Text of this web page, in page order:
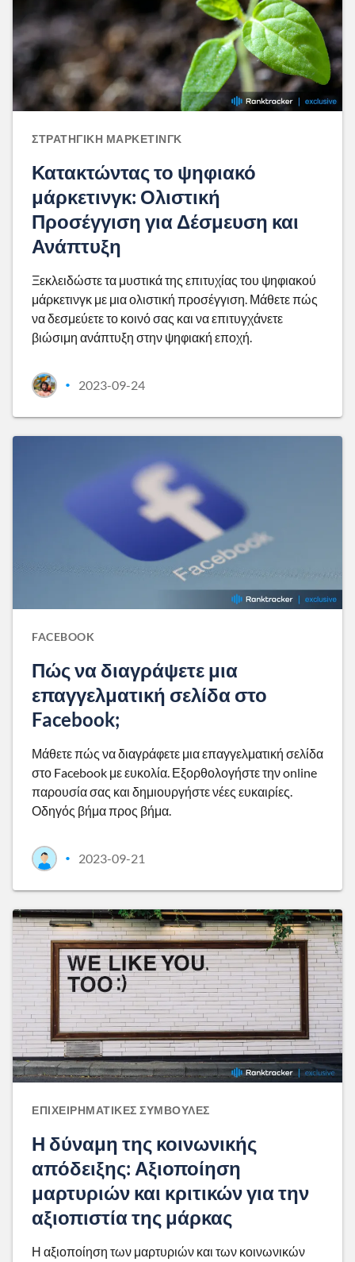
ΣΤΡΑΤΗΓΙΚΉ ΜΆΡΚΕΤΙΝΓΚ
Κατακτώντας το ψηφιακό
μάρκετινγκ: Ολιστική
Προσέγγιση για Δέσμευση και
Ανάπτυξη
Ξεκλειδώστε τα μυστικά της επιτυχίας του ψηφιακού
μάρκετινγκ με μια ολιστική προσέγγιση. Μάθετε πώς
να δεσμεύετε το κοινό σας και να επιτυγχάνετε
βιώσιμη ανάπτυξη στην ψηφιακή εποχή.
• 2023-09-24
FACEBOOK
Πώς να διαγράψετε μια
επαγγελματική σελίδα στο
Facebook;
Μάθετε πώς να διαγράφετε μια επαγγελματική σελίδα
στο Facebook με ευκολία. Εξορθολογήστε την online
παρουσία σας και δημιουργήστε νέες ευκαιρίες.
Οδηγός βήμα προς βήμα.
• 2023-09-21
ΕΠΙΧΕΙΡΗΜΑΤΙΚΈΣ ΣΥΜΒΟΥΛΈΣ
Η δύναμη της κοινωνικής
απόδειξης: Αξιοποίηση
μαρτυριών και κριτικών για την
αξιοπιστία της μάρκας
Η αξιοποίηση των μαρτυριών και των κοινωνικών